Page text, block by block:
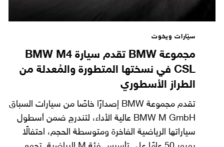
سيّارات ويخوت
مجموعة BMW تقدم سيارة BMW M4
CSL في نسختها المتطورة والمُعدلة من
الطراز الأسطوري
تقدم مجموعة BMW إصدارًا خاصًا من سيارات السباق
BMW M GmbH عالية الأداء، لتندرج ضمن أسطول
سياراتها الرياضية الفاخرة ومتوسطة الحجم، احتفالًا